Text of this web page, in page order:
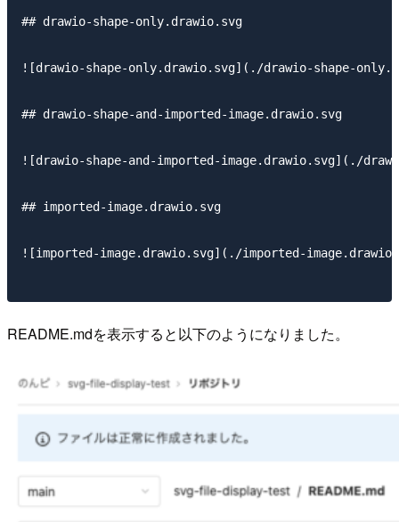
## drawio-shape-only.drawio.svg
![drawio-shape-only.drawio.svg](./drawio-shape-
## drawio-shape-and-imported-image.drawio.svg
![drawio-shape-and-imported-image.drawio.svg](./
## imported-image.drawio.svg
![imported-image.drawio.svg](./imported-
README.mdを表示すると以下のようになりました。